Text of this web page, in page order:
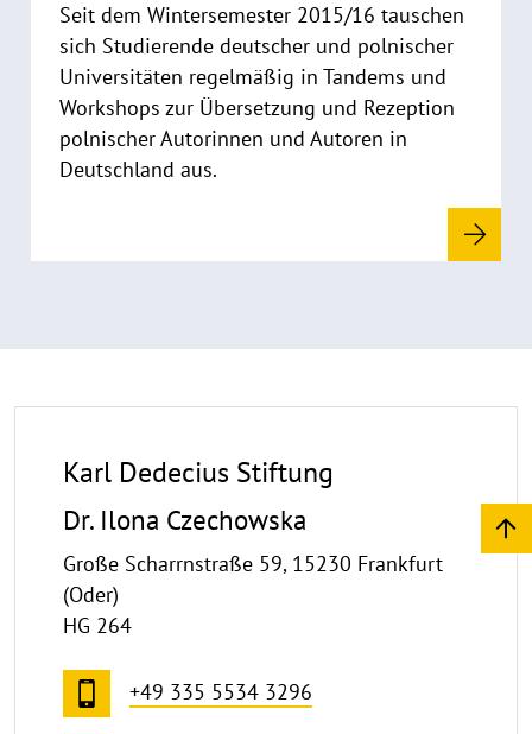
a
p
p
Seit dem Wintersemester 2015/16 tauschen
sich Studierende deutscher und polnischer
Universitäten regelmäßig in Tandems und
Workshops zur Übersetzung und Rezeption
polnischer Autorinnen und Autoren in
Deutschland aus.
Karl Dedecius Stiftung
Dr. Ilona Czechowska
Große Scharrnstraße 59, 15230 Frankfurt
(Oder)
HG 264
+49 335 5534 3296